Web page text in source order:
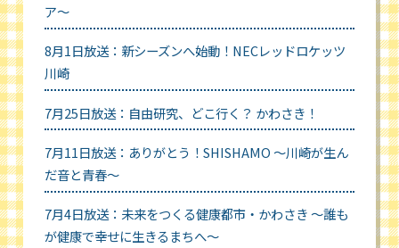
ア～
8月1日放送：新シーズンへ始動！NECレッドロケッツ
川崎
7月25日放送：自由研究、どこ行く？ かわさき！
7月11日放送：ありがとう！SHISHAMO ～川崎が生ん
だ音と青春～
7月4日放送：未来をつくる健康都市・かわさき ～誰も
が健康で幸せに生きるまちへ～